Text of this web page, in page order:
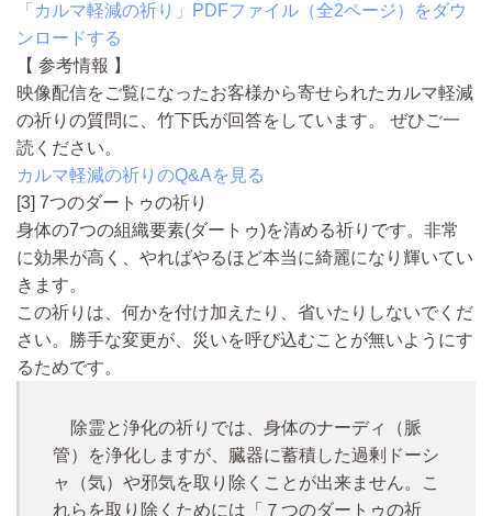
「カルマ軽減の祈り」PDFファイル（全2ページ）をダウ
ンロードする
【 参考情報 】
映像配信をご覧になったお客様から寄せられたカルマ軽減
の祈りの質問に、竹下氏が回答をしています。 ぜひご一
読ください。
カルマ軽減の祈りのQ&Aを見る
[3] 7つのダートゥの祈り
身体の7つの組織要素(ダートゥ)を清める祈り です。非常
に効果が高く、やればやるほど本当に綺麗になり輝いてい
きます。
この祈りは、何かを付け加えたり、省いたりしないでくだ
さい。勝手な変更が、災いを呼び込むことが無いようにす
るためです。
除霊と浄化の祈りでは、身体のナーディ（脈
管）を浄化しますが、臓器に蓄積した過剰ドーシ
ャ（気）や邪気を取り除くことが出来ません。こ
れらを取り除くためには「７つのダートゥの祈